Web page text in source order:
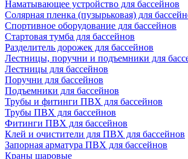
Наматывающее устройство для бассейнов
Солярная пленка (пузырьковая) для
Спортивное оборудование для бассейнов
Стартовая тумба для бассейнов
Разделитель дорожек для бассейнов
Лестницы, поручни и подъемники для
Лестницы для бассейнов
Поручни для бассейнов
Подъемники для бассейнов
Трубы и фитинги ПВХ для бассейнов
Трубы ПВХ для бассейнов
Фитинги ПВХ для бассейнов
Клей и очистители для ПВХ для бассейнов
Запорная арматура ПВХ для бассейнов
Краны шаровые